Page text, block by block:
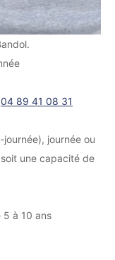
04 89 41 08 31
journée ou
une capacité de
5 à 10 ans